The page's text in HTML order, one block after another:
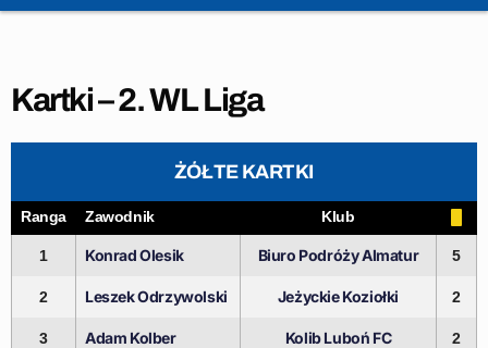
Kartki – 2. WL Liga
ŻÓŁTE KARTKI
Ranga Zawodnik Klub
1 Konrad Olesik Biuro Podróży Almatur 5
2 Leszek Odrzywolski Jeżyckie Koziołki 2
3 Adam Kolber Kolib Luboń FC 2